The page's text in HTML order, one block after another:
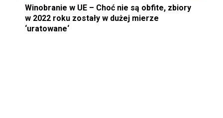
Winobranie w UE – Choć nie są obfite, zbiory
w 2022 roku zostały w dużej mierze
‘uratowane‘